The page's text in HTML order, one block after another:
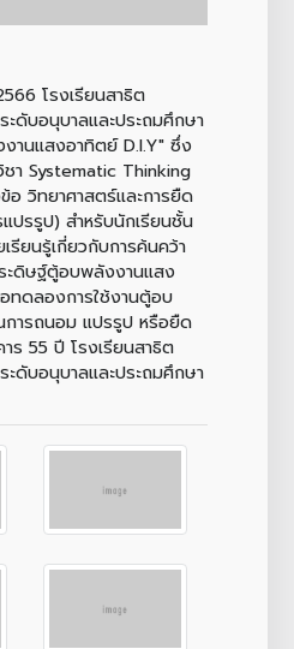
โรงเรียนสาธิต
ะดับอนุบาลและประถมศึกษา
านแสงอาทิตย์ D.I.Y" ซึ่ง
า Systematic Thinking
อ วิทยาศาสตร์และการยืด
แปรรูป) สำหรับนักเรียนชั้น
รียนรู้เกี่ยวกับการค้นคว้า
ะดิษฐ์ตู้อบพลังงานแสง
ทดลองการใช้งานตู้อบ
ารถนอม แปรรูป หรือยืด
ร 55 ปี โรงเรียนสาธิต
ะดับอนุบาลและประถมศึกษา